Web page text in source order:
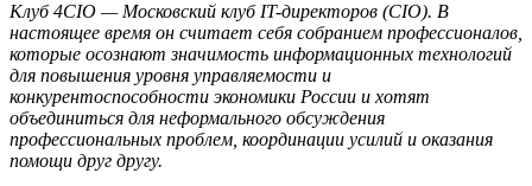
Клуб 4CIO — Московский клуб IT-директоров (CIO). В
настоящее время он считает себя собранием профессионалов,
которые осознают значимость информационных технологий
для повышения уровня управляемости и
конкурентоспособности экономики России и хотят
объединиться для неформального обсуждения
профессиональных проблем, координации усилий и оказания
помощи друг другу.